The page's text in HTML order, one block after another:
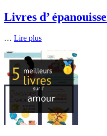
Livres d’
… Lire plus